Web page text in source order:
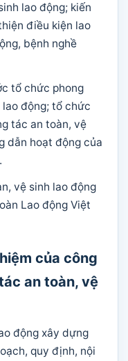
lao động; kiến
điều kiện lao
bệnh nghề
tổ chức phong
động; tổ chức
tác an toàn, vệ
dẫn hoạt động của
vệ sinh lao động
Lao động Việt
của công
an toàn, vệ
động xây dựng
quy định, nội